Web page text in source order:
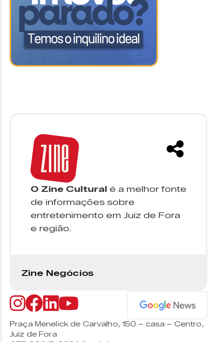
O Zine Cultural é a melhor fonte
de informações sobre
entretenimento em Juiz de Fora
e região.
Zine Negócios
Praça Menelick de Carvalho, 150 – casa – Centro,
Juiz de Fora